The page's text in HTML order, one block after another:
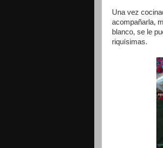
Una vez
acompañarla,
blanco, se le
riquísimas.